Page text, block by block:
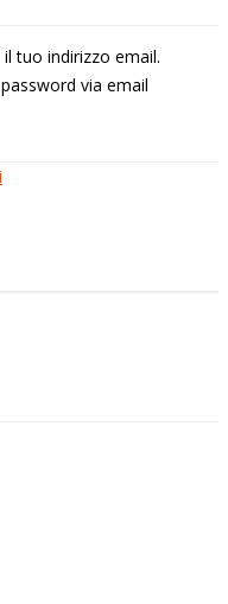
tuo indirizzo email.
via email